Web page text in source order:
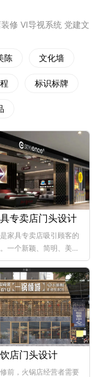
修 VI导视系统 党建文
陈 文化墙
标识标牌
专卖店门头设计
家具专卖店吸引顾客的
一个新颖、简明、美观
店门头设计
前，火锅店经营者需要